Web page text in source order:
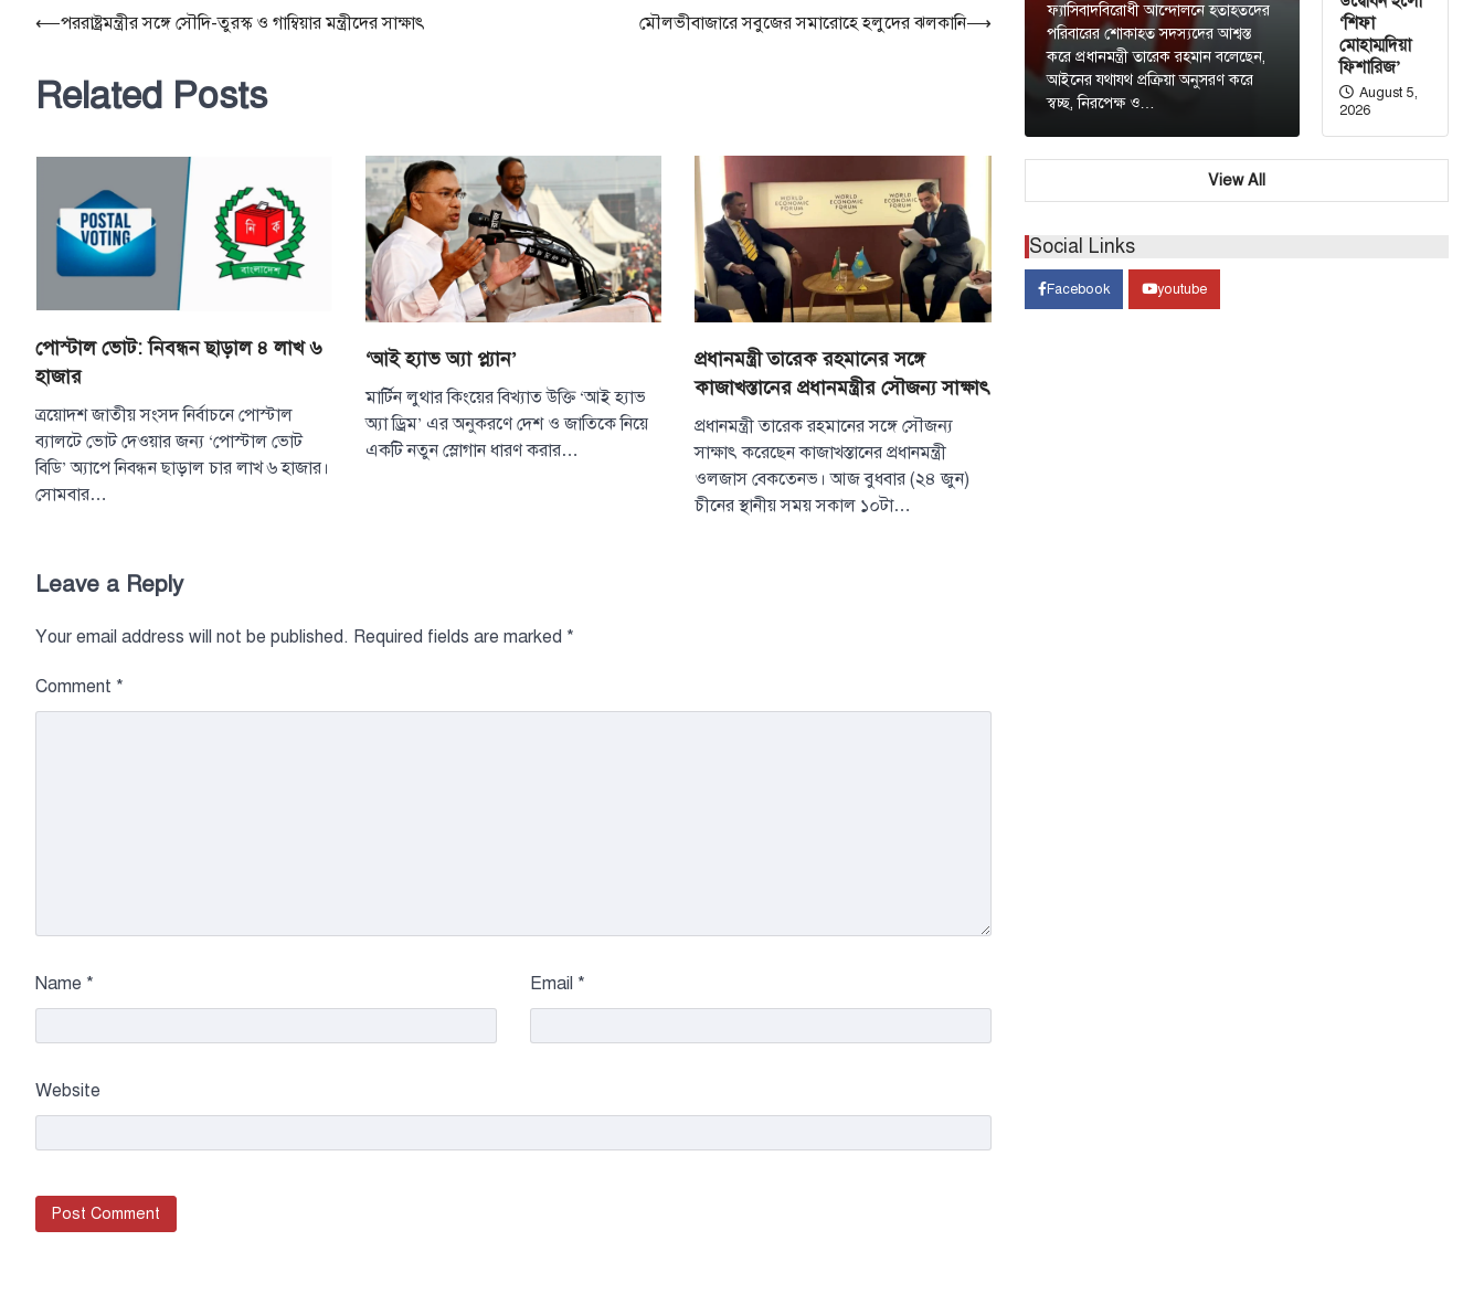
Post
⟵পররাষ্ট্রমন্ত্রীর স‌ঙ্গে সৌ‌দি-তুরস্ক ও গা‌ম্বিয়ার মন্ত্রী‌দের সাক্ষাৎ মৌলভীবাজারে সবুজের সমারোহে হলুদের ঝলকানি⟶
Related Posts
পোস্টাল ভোট: নিবন্ধন ছাড়াল ৪ লাখ ৬
হাজার
ত্রয়োদশ জাতীয় সংসদ নির্বাচনে পোস্টাল
ব্যালটে ভোট দেওয়ার জন্য ‘পোস্টাল ভোট
বিডি’ অ্যাপে নিবন্ধন ছাড়াল চার লাখ ৬ হাজার।
সোমবার…
‘আই হ্যাভ অ্যা প্ল্যান’
মার্টিন লুথার কিংয়ের বিখ্যাত উক্তি ‘আই হ্যাভ
অ্যা ড্রিম’ এর অনুকরণে দেশ ও জাতিকে নিয়ে
একটি নতুন স্লোগান ধারণ করার…
প্রধানমন্ত্রী তারেক রহমানের সঙ্গে
কাজাখস্তানের প্রধানমন্ত্রীর সৌজন্য সাক্ষাৎ
প্রধানমন্ত্রী তারেক রহমানের সঙ্গে সৌজন্য
সাক্ষাৎ করেছেন কাজাখস্তানের প্রধানমন্ত্রী
ওলজাস বেকতেনভ। আজ বুধবার (২৪ জুন)
চীনের স্থানীয় সময় সকাল ১০টা…
Leave a Reply
Your email address will not be published. Required fields are marked *
Comment *
Name * Email *
Website
ফ্যাসিবাদবিরোধী আন্দোলনে হতাহতদের
পরিবারের শোকাহত সদস্যদের আশ্বস্ত
করে প্রধানমন্ত্রী তারেক রহমান বলেছেন,
আইনের যথাযথ প্রক্রিয়া অনুসরণ করে
স্বচ্ছ, নিরপেক্ষ ও…
‘শিফা
মোহাম্মদিয়া
ফিশারিজ’
August 5,
2026
View All
Social Links
Facebook youtube
টপ নিউজ বাংলাদেশ
রক্তে অর্জিত জাতীয় ঐক্য
যেকোনো মূল্যে রক্ষা করতে হবে:
প্রধানমন্ত্রী
ডিসেম্বরের মধ্যে কৃষকদের পূর্ণাঙ্গ